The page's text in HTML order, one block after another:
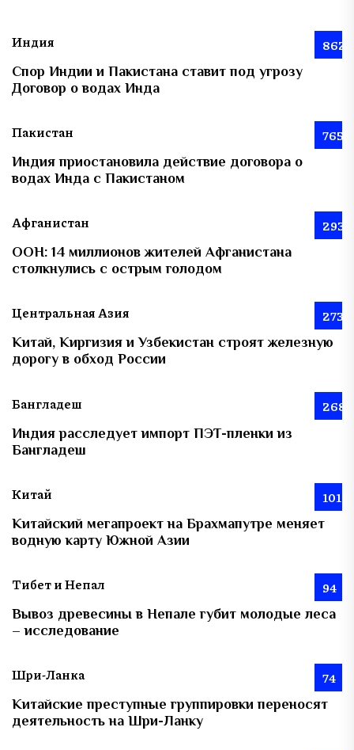
Индия 862
Спор Индии и Пакистана ставит под угрозу
Договор о водах Инда
Пакистан 765
Индия приостановила действие договора о
водах Инда с Пакистаном
Афганистан 293
ООН: 14 миллионов жителей Афганистана
столкнулись с острым голодом
Центральная Азия 273
Китай, Киргизия и Узбекистан строят железную
дорогу в обход России
Бангладеш 268
Индия расследует импорт ПЭТ-пленки из
Бангладеш
Китай 101
Китайский мегапроект на Брахмапутре меняет
водную карту Южной Азии
Тибет и Непал 94
Вывоз древесины в Непале губит молодые леса
– исследование
Шри-Ланка 74
Китайские преступные группировки переносят
деятельность на Шри-Ланку